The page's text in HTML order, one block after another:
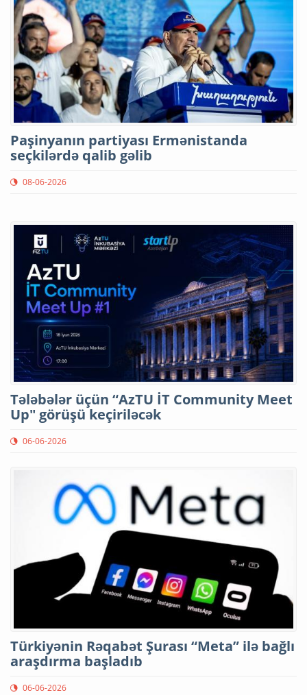
Paşinyanın partiyası Ermənistanda
seçkilərdə qalib gəlib
08-06-2026
Tələbələr üçün “AzTU İT Community Meet
Up" görüşü keçiriləcək
06-06-2026
Türkiyənin Rəqabət Şurası “Meta” ilə bağlı
araşdırma başladıb
06-06-2026